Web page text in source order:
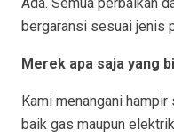
bergaransi sesuai jenis
Merek apa saja yang
Kami menangani
baik gas maupun